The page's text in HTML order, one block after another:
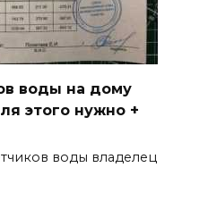
воды на дому
этого нужно +
воды владелец